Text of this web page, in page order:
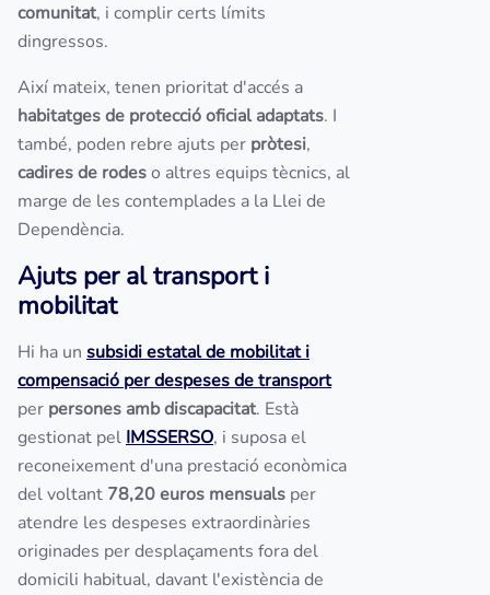
comunitat, i complir certs límits
dingressos.
Així mateix, tenen prioritat d'accés a
habitatges de protecció oficial adaptats. I
també, poden rebre ajuts per pròtesi,
cadires de rodeso altres equips tècnics, al
marge de les contemplades a la Llei de
Dependència.
Ajuts per al transport i
mobilitat
Hi ha un subsidi estatal de mobilitat i
compensació per despeses de transport
per persones amb discapacitat. Està
gestionat pel IMSSERSO, i suposa el
reconeixement d'una prestació econòmica
del voltant 78,20 euros mensuals per
atendre les despeses extraordinàries
originades per desplaçaments fora del
domicili habitual, davant l'existència de